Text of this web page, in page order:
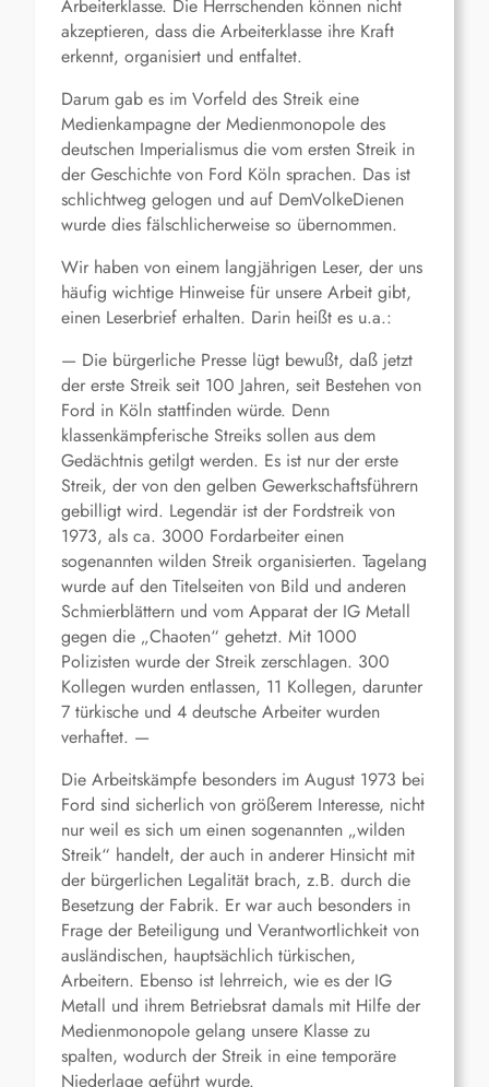
Arbeiterklasse. Die Herrschenden können nicht
akzeptieren, dass die Arbeiterklasse ihre Kraft
erkennt, organisiert und entfaltet.
Darum gab es im Vorfeld des Streik eine
Medienkampagne der Medienmonopole des
deutschen Imperialismus die vom ersten Streik in
der Geschichte von Ford Köln sprachen. Das ist
schlichtweg gelogen und auf DemVolkeDienen
wurde dies fälschlicherweise so übernommen.
Wir haben von einem langjährigen Leser, der uns
häufig wichtige Hinweise für unsere Arbeit gibt,
einen Leserbrief erhalten. Darin heißt es u.a.:
— Die bürgerliche Presse lügt bewußt, daß jetzt
der erste Streik seit 100 Jahren, seit Bestehen von
Ford in Köln stattfinden würde. Denn
klassenkämpferische Streiks sollen aus dem
Gedächtnis getilgt werden. Es ist nur der erste
Streik, der von den gelben Gewerkschaftsführern
gebilligt wird. Legendär ist der Fordstreik von
1973, als ca. 3000 Fordarbeiter einen
sogenannten wilden Streik organisierten. Tagelang
wurde auf den Titelseiten von Bild und anderen
Schmierblättern und vom Apparat der IG Metall
gegen die „Chaoten“ gehetzt. Mit 1000
Polizisten wurde der Streik zerschlagen. 300
Kollegen wurden entlassen, 11 Kollegen, darunter
7 türkische und 4 deutsche Arbeiter wurden
verhaftet. —
Die Arbeitskämpfe besonders im August 1973 bei
Ford sind sicherlich von größerem Interesse, nicht
nur weil es sich um einen sogenannten „wilden
Streik“ handelt, der auch in anderer Hinsicht mit
der bürgerlichen Legalität brach, z.B. durch die
Besetzung der Fabrik. Er war auch besonders in
Frage der Beteiligung und Verantwortlichkeit von
ausländischen, hauptsächlich türkischen,
Arbeitern. Ebenso ist lehrreich, wie es der IG
Metall und ihrem Betriebsrat damals mit Hilfe der
Medienmonopole gelang unsere Klasse zu
spalten, wodurch der Streik in eine temporäre
Niederlage geführt wurde.